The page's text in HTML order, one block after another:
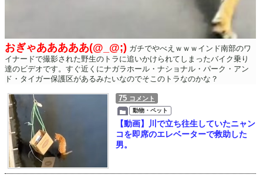
おぎゃあああああ(@_@;) ガチでやべえｗｗｗインド南部のワ
イナードで撮影された野生のトラに追いかけられてしまったバイク乗り
達のビデオです。すぐ近くにナガラホール・ナショナル・パーク・アン
ド・タイガー保護区があるみたいなのでそこのトラなのかな？
75 コメント
動物・ペット
【動画】川で立ち往生していたニャン
コを即席のエレベーターで救助した
男。